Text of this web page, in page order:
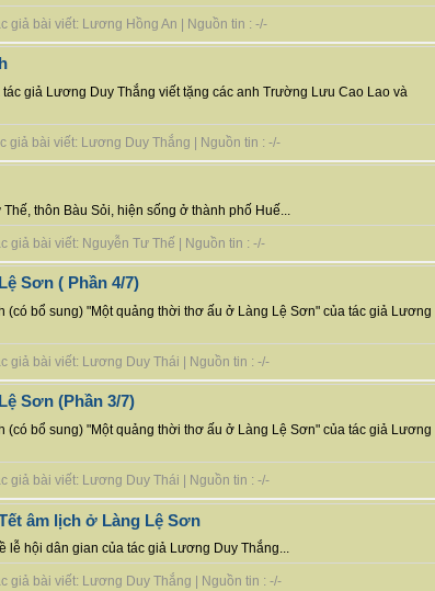
giả bài viết: Lương Hồng An | Nguồn tin : -/-
giả Lương Duy Thắng viết tặng các anh Trường Lưu Cao Lao và
giả bài viết: Lương Duy Thắng | Nguồn tin : -/-
thôn Bàu Sỏi, hiện sống ở thành phố Huế...
giả bài viết: Nguyễn Tư Thế | Nguồn tin : -/-
Sơn ( Phần 4/7)
(có bổ sung) "Một quảng thời thơ ấu ở Làng Lệ Sơn" của tác giả Lương
giả bài viết: Lương Duy Thái | Nguồn tin : -/-
Sơn (Phần 3/7)
(có bổ sung) "Một quảng thời thơ ấu ở Làng Lệ Sơn" của tác giả Lương
giả bài viết: Lương Duy Thái | Nguồn tin : -/-
âm lịch ở Làng Lệ Sơn
lễ hội dân gian của tác giả Lương Duy Thắng...
giả bài viết: Lương Duy Thắng | Nguồn tin : -/-